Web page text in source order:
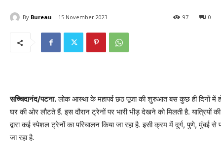
By Bureau 15 November 2023 0
97
सच्चिदानंद/पटना.लोक आस्था के महापर्व छठ पूजा की शुरुआत बस कुछ ही दिनों में
घर की ओर लौटते हैं. इस दौरान ट्रेनों पर भारी भीड़ देखने को मिलती है. यात्रियों
द्वारा कई स्पेशल ट्रेनों का परिचालन किया जा रहा है. इसी क्रम में दुर्ग, पुणे, मुंबई
जा रहा है.